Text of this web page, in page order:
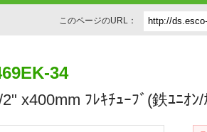
このページのURL：
34
x400mm ﾌﾚｷﾁｭｰﾌﾞ(鉄ﾕﾆｵﾝ/